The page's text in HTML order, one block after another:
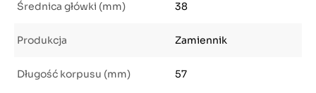
Średnica główki (mm) 38
Produkcja Zamiennik
Długość korpusu (mm) 57